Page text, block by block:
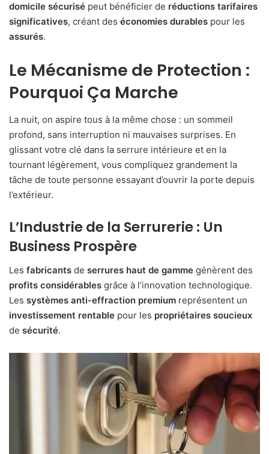
domicile sécurisé peut bénéficier de réductions tarifaires
significatives, créant des économies durables pour les
assurés.
Le Mécanisme de Protection :
Pourquoi Ça Marche
La nuit, on aspire tous à la même chose : un sommeil
profond, sans interruption ni mauvaises surprises. En
glissant votre clé dans la serrure intérieure et en la
tournant légèrement, vous compliquez grandement la
tâche de toute personne essayant d’ouvrir la porte depuis
l’extérieur.
L’Industrie de la Serrurerie : Un
Business Prospère
Les fabricants de serrures haut de gamme génèrent des
profits considérables grâce à l’innovation technologique.
Les systèmes anti-effraction premium représentent un
investissement rentable pour les propriétaires soucieux
de sécurité.